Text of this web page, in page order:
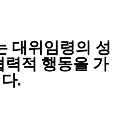
대위임령의 성
적 행동을 가
.